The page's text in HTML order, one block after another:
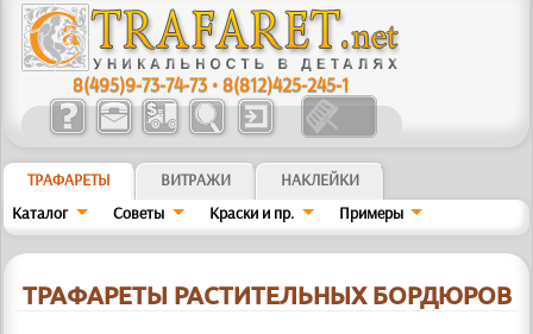
8(495)9-73-74-73 •8(812)425-245-1
ТРАФАРЕТЫ ВИТРАЖИ
НАКЛЕЙКИ
Каталог
Советы Краски и пр. Примеры
ТРАФАРЕТЫ РАСТИТЕЛЬНЫХ БОРДЮРОВ